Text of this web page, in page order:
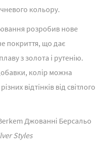
кольору.
розробив нове
покриття, що дає
з золота і рутенію.
колір можна
відтінків від світлого
Джованні Берсальо
Styles